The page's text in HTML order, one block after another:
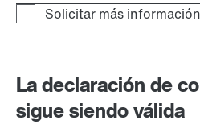
La declaración de
sigue siendo válida